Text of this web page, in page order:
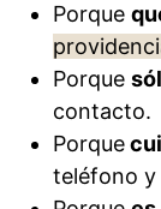
Porque
Porque
contacto.
Porque
teléfono y